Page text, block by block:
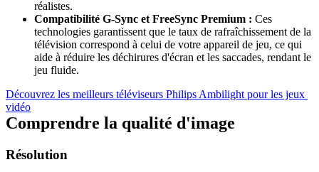
Compatibilité G-Sync et FreeSync Premium : Ces
technologies garantissent que le taux de rafraîchissement de la
télévision correspond à celui de votre appareil de jeu, ce qui
aide à réduire les déchirures d'écran et les saccades, rendant le
Découvrez les meilleurs téléviseurs Philips Ambilight pour les jeux
vidéo